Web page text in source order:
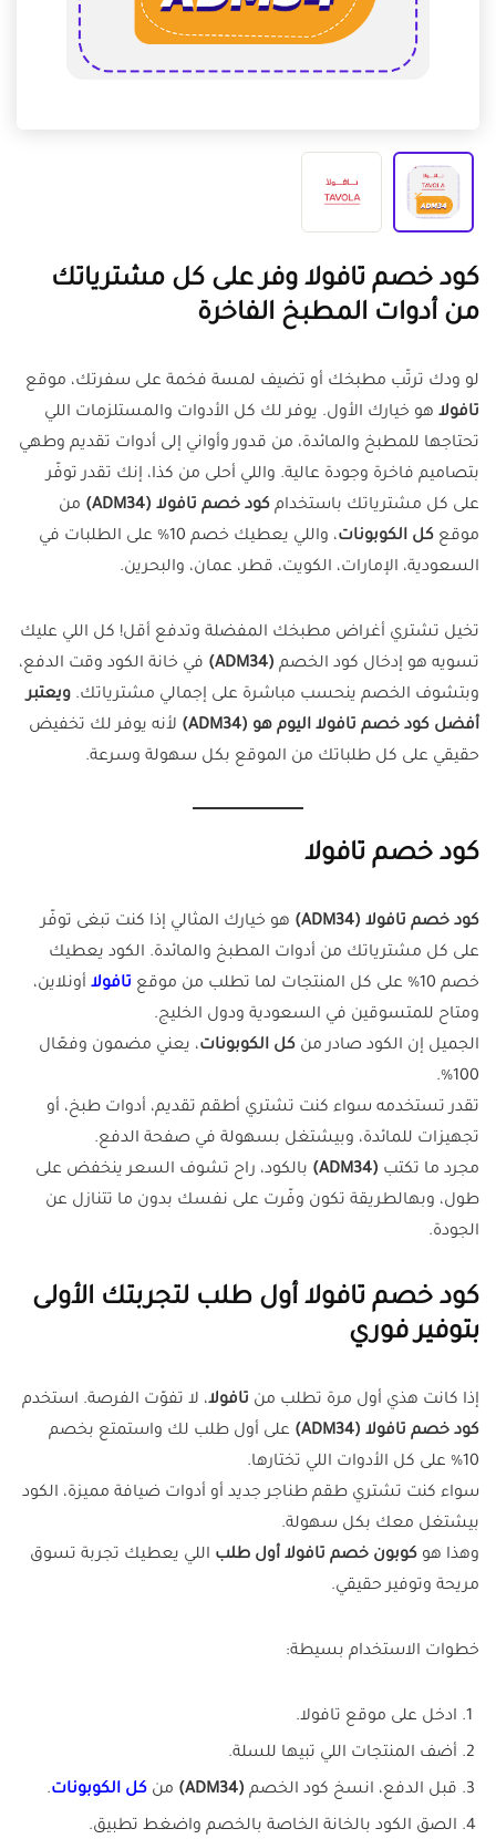
كود خصم تافولا وفر على كل مشترياتك
من أدوات المطبخ الفاخرة
لو ودك ترتّب مطبخك أو تضيف لمسة فخمة على سفرتك، موقع
تافولا هو خيارك الأول. يوفر لك كل الأدوات والمستلزمات اللي
تحتاجها للمطبخ والمائدة، من قدور وأواني إلى أدوات تقديم وطهي
بتصاميم فاخرة وجودة عالية. واللي أحلى من كذا، إنك تقدر توفّر
على كل مشترياتك باستخدام كود خصم تافولا (ADM34)
من
موقع كل الكوبونات
، واللي يعطيك خصم 10% على الطلبات في
السعودية، الإمارات، الكويت، قطر، عمان، والبحرين.
تخيل تشتري أغراض مطبخك المفضلة وتدفع أقل! كل اللي عليك
تسويه هو إدخال كود الخصم (ADM34)
في خانة الكود وقت الدفع،
وبتشوف الخصم ينحسب مباشرة على إجمالي مشترياتك. ويعتبر
أفضل كود خصم تافولا اليوم هو (ADM34)
لأنه يوفر لك تخفيض
حقيقي على كل طلباتك من الموقع بكل سهولة وسرعة.
كود خصم تافولا
كود خصم تافولا (ADM34)
هو خيارك المثالي إذا كنت تبغى توفّر
على كل مشترياتك من أدوات المطبخ والمائدة. الكود يعطيك
خصم 10% على كل المنتجات لما تطلب من موقع
تافولا أونلاين،
ومتاح للمتسوقين في السعودية ودول الخليج.
الجميل إن الكود صادر من كل الكوبونات، يعني مضمون وفعّال
100%.
تقدر تستخدمه سواء كنت تشتري أطقم تقديم، أدوات طبخ، أو
تجهيزات للمائدة، وبيشتغل بسهولة في صفحة الدفع.
مجرد ما تكتب (ADM34)
بالكود، راح تشوف السعر ينخفض على
طول، وبهالطريقة تكون وفّرت على نفسك بدون ما تتنازل عن
الجودة.
كود خصم تافولا أول طلب لتجربتك الأولى
بتوفير فوري
إذا كانت هذي أول مرة تطلب من تافولا، لا تفوّت الفرصة. استخدم
كود خصم تافولا (ADM34)
على أول طلب لك واستمتع بخصم
10% على كل الأدوات اللي تختارها.
سواء كنت تشتري طقم طناجر جديد أو أدوات ضيافة مميزة، الكود
بيشتغل معك بكل سهولة.
وهذا هو كوبون خصم تافولا أول طلب اللي يعطيك تجربة تسوق
مريحة وتوفير حقيقي.
خطوات الاستخدام بسيطة:
ادخل على موقع تافولا.
أضف المنتجات اللي تبيها للسلة.
قبل الدفع، انسخ كود الخصم (ADM34) من كل الكوبونات.
الصق الكود بالخانة الخاصة بالخصم واضغط تطبيق.